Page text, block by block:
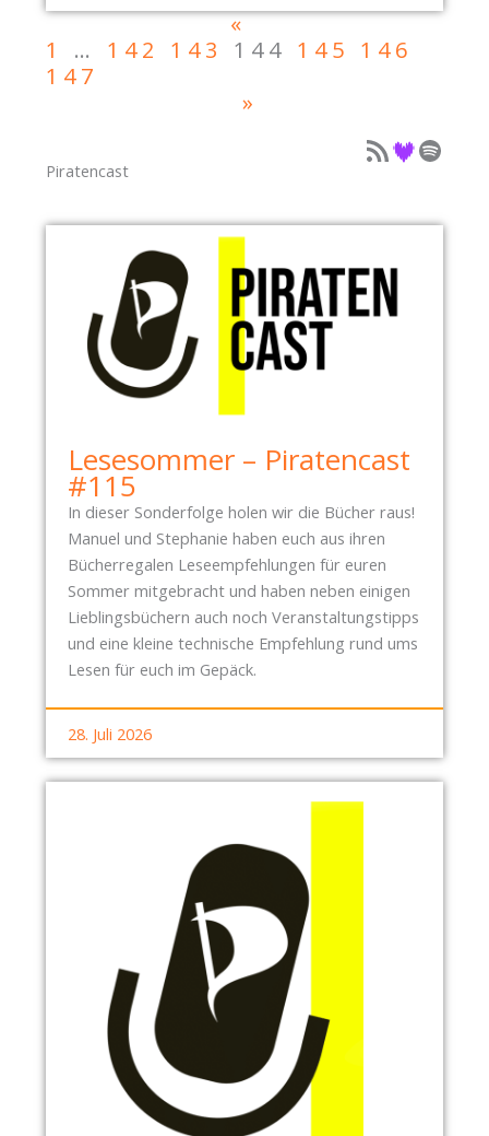
I
T
I
B
R
Ä
E
R
K
H
U
Ü
R
G
S
C
H
«
1
… 142 143 144 145 146
147
»
Piratencast
Podcast als Feed Podcast auf Deezer Podcast auf Spotify
Lesesommer – Piratencast
#115
In dieser Sonderfolge holen wir die Bücher raus!
Manuel und Stephanie haben euch aus ihren
Bücherregalen Leseempfehlungen für euren
Sommer mitgebracht und haben neben einigen
Lieblingsbüchern auch noch Veranstaltungstipps
und eine kleine technische Empfehlung rund ums
Lesen für euch im Gepäck.
28. Juli 2026